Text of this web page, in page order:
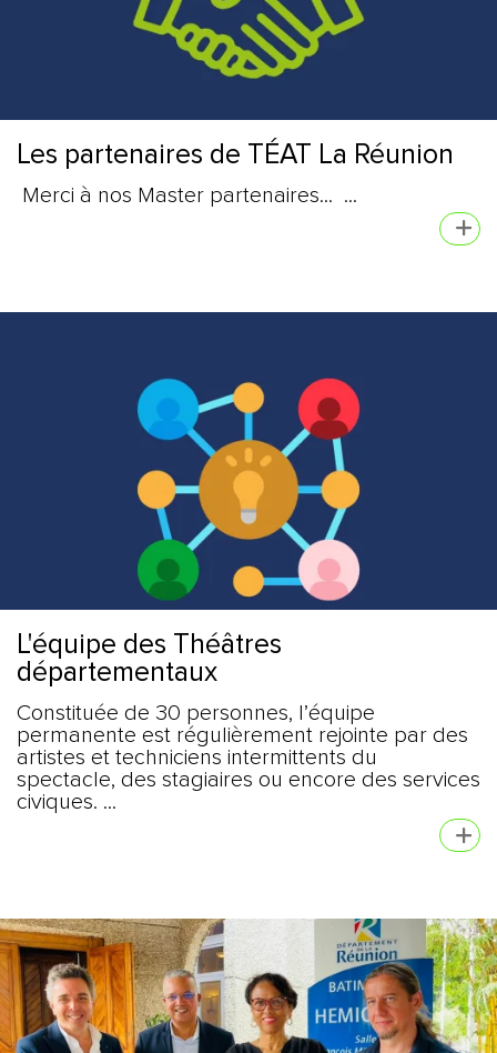
Les partenaires de TÉAT La Réunion
Merci à nos Master partenaires... ...
L'équipe des Théâtres
départementaux
Constituée de 30 personnes, l’équipe
permanente est régulièrement rejointe par des
artistes et techniciens intermittents du
spectacle, des stagiaires ou encore des services
civiques. ...